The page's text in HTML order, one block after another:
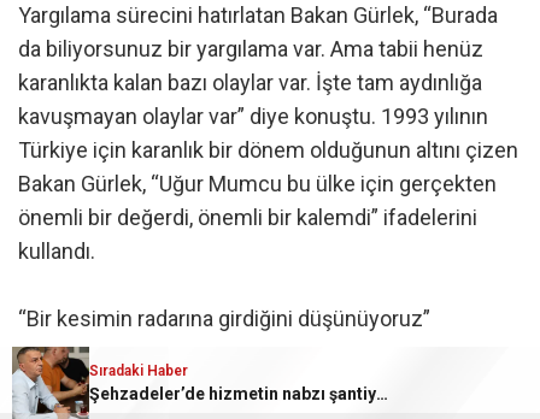
Yargılama sürecini hatırlatan Bakan Gürlek, “Burada
da biliyorsunuz bir yargılama var. Ama tabii henüz
karanlıkta kalan bazı olaylar var. İşte tam aydınlığa
kavuşmayan olaylar var” diye konuştu. 1993 yılının
Türkiye için karanlık bir dönem olduğunun altını çizen
Bakan Gürlek, “Uğur Mumcu bu ülke için gerçekten
önemli bir değerdi, önemli bir kalemdi” ifadelerini
kullandı.
“Bir kesimin radarına girdiğini düşünüyoruz”
Dosyada ismi yer alan ve yurt dışına kaçan zanlıların
Sıradaki Haber
Şehzadeler’de hizmetin nabzı şantiyede tutuldu